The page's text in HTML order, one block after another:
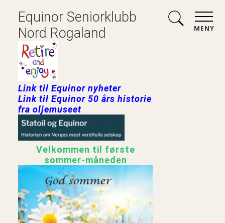
Equinor Seniorklubb
Nord Rogaland
Link til Equinor nyheter
Link til Equinor 50 års historie
fra oljemuseet
Velkommen til første
sommer-måneden
MENY